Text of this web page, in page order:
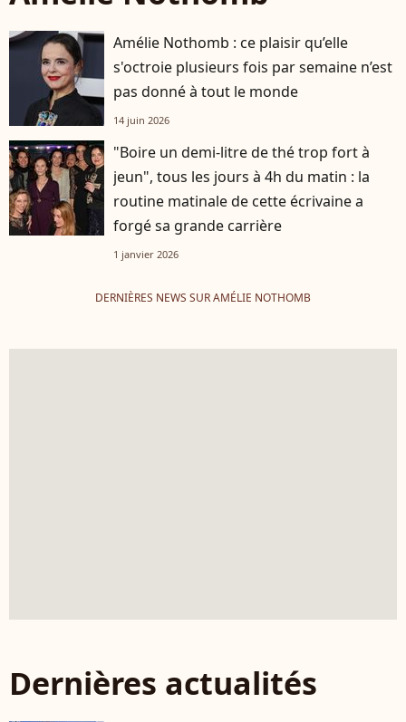
Amélie Nothomb : ce plaisir qu’elle
s'octroie plusieurs fois par semaine n’est
pas donné à tout le monde
14 juin 2026
"Boire un demi-litre de thé trop fort à
jeun", tous les jours à 4h du matin : la
routine matinale de cette écrivaine a
forgé sa grande carrière
1 janvier 2026
DERNIÈRES NEWS SUR AMÉLIE NOTHOMB
Dernières actualités